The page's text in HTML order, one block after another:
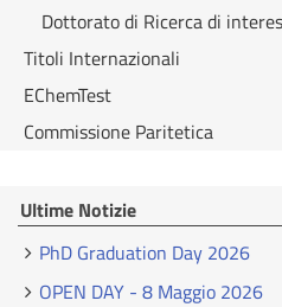
Dottorato di Ricerca di
Titoli Internazionali
EChemTest
Commissione Paritetica
Ultime Notizie
PhD Graduation Day 2026
OPEN DAY - 8 Maggio 2026